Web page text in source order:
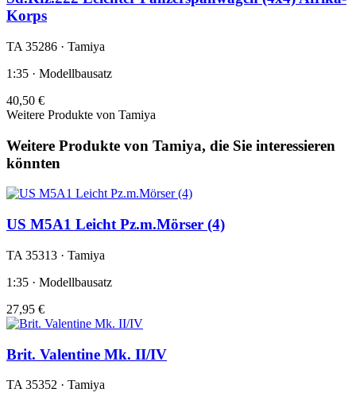
Korps
TA 35286 · Tamiya
1:35 · Modellbausatz
40,50 €
Weitere Produkte von Tamiya
Weitere Produkte von Tamiya, die Sie interessieren
könnten
US M5A1 Leicht Pz.m.Mörser (4)
TA 35313 · Tamiya
1:35 · Modellbausatz
27,95 €
Brit. Valentine Mk. II/IV
TA 35352 · Tamiya